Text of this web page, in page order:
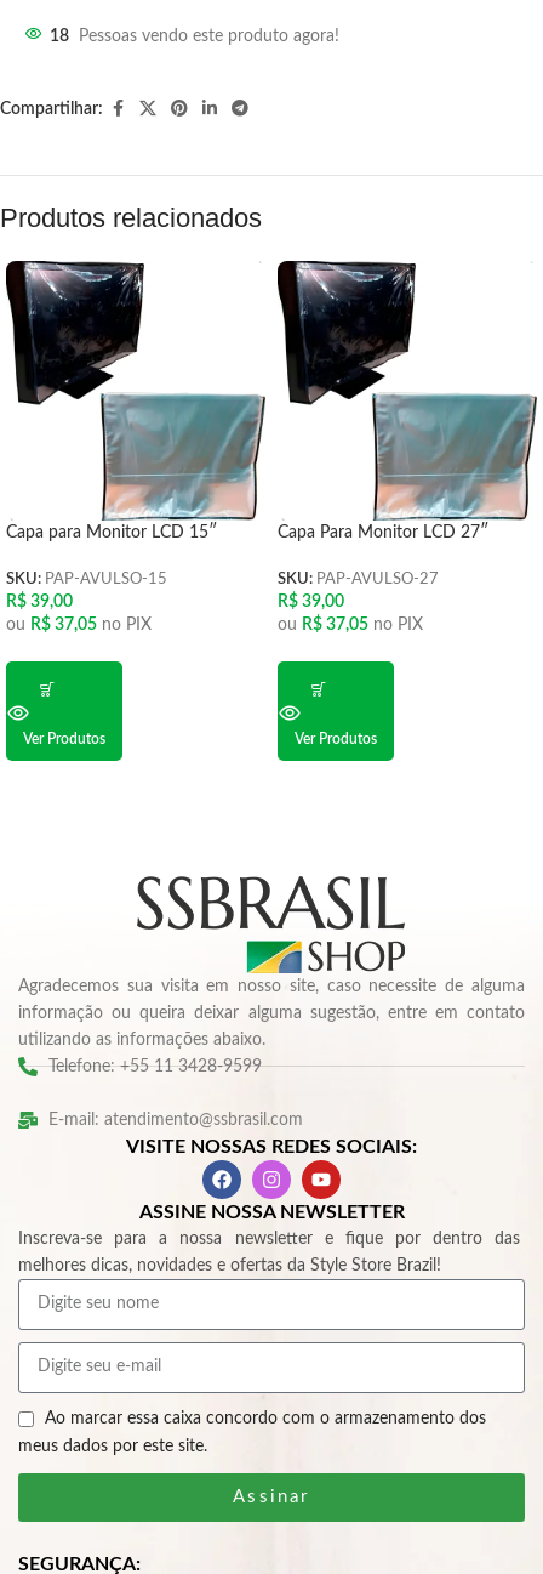
18 Pessoas vendo este produto agora!
Compartilhar:
Produtos relacionados
Capa para Monitor LCD 15″
SKU: PAP-AVULSO-15
R$ 39,00
ou R$ 37,05 no PIX
Ver Produtos
Capa Para Monitor LCD 27″
SKU: PAP-AVULSO-27
R$ 39,00
ou R$ 37,05 no PIX
Ver Produtos
Agradecemos sua visita em nosso site, caso necessite de alguma
informação ou queira deixar alguma sugestão, entre em contato
utilizando as informações abaixo.
Telefone: +55 11 3428-9599
E-mail: atendimento@ssbrasil.com
VISITE NOSSAS REDES SOCIAIS:
ASSINE NOSSA NEWSLETTER
Inscreva-se para a nossa newsletter e fique por dentro das
melhores dicas, novidades e ofertas da Style Store Brazil!
Ao marcar essa caixa concordo com o armazenamento dos
meus dados por este site.
Assinar
SEGURANÇA: